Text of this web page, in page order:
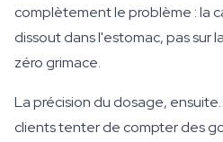
complètement le problème : la
dissout dans l'estomac, pas sur
zéro grimace.
La précision du dosage,
clients tenter de compter des